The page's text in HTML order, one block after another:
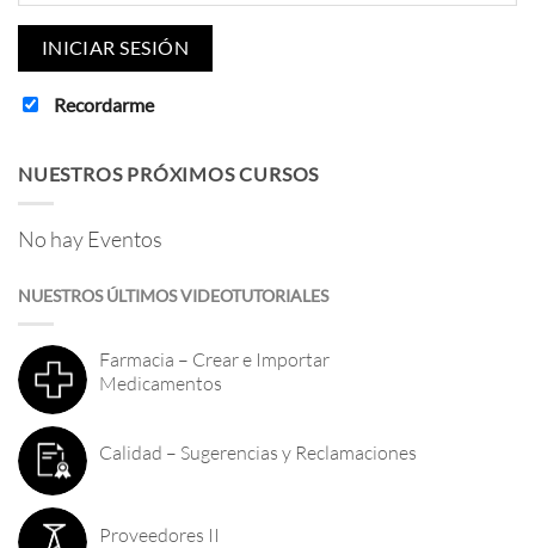
Recordarme
NUESTROS PRÓXIMOS CURSOS
No hay Eventos
NUESTROS ÚLTIMOS VIDEOTUTORIALES
Farmacia – Crear e Importar
Medicamentos
Calidad – Sugerencias y Reclamaciones
Proveedores II